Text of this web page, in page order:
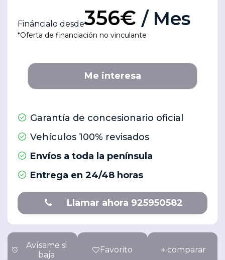
Fináncialo desde356€ / Mes
*Oferta de financiación no vinculante
Me interesa
Garantía de concesionario oficial
Vehículos 100% revisados
Envíos a toda la península
Entrega en 24/48 horas
Llamar ahora 925950582
Avísame si
baja
Favorito comparar